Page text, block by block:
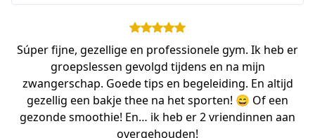
Súper fijne, gezellige en professionele gym. Ik heb er
groepslessen gevolgd tijdens en na mijn
zwangerschap. Goede tips en begeleiding. En altijd
gezellig een bakje thee na het sporten! 😄 Of een
gezonde smoothie! En… ik heb er 2 vriendinnen aan
overgehouden!